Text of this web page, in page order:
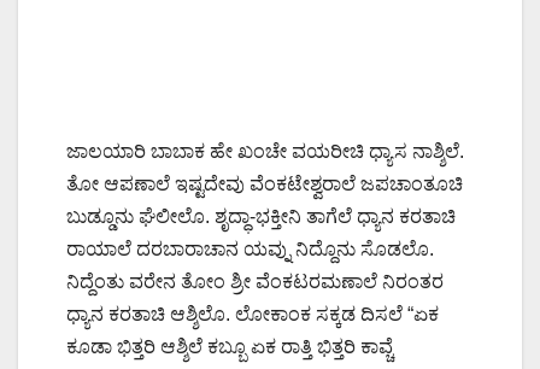
ಜಾಲಯಾರಿ ಬಾಬಾಕ ಹೇ ಖಂಚೇ ವಯರೀಚಿ ಧ್ಯಾಸ ನಾಶ್ಶಿಲೆ.
ತೋ ಆಪಣಾಲೆ ಇಷ್ಟದೇವು ವೆಂಕಟೇಶ್ವರಾಲೆ ಜಪಚಾಂತೂಚಿ
ಬುಡ್ಡೂನು ಘೆಲೀಲೊ. ಶೃದ್ಧಾ-ಭಕ್ತೀನಿ ತಾಗೆಲೆ ಧ್ಯಾನ ಕರತಾಚಿ
ರಾಯಾಲೆ ದರಬಾರಾಚಾನ ಯವ್ನು ನಿದ್ದೊನು ಸೊಡಲೊ.
ನಿದ್ದೆಂತು ವರೇನ ತೋಂ ಶ್ರೀ ವೆಂಕಟರಮಣಾಲೆ ನಿರಂತರ
ಧ್ಯಾನ ಕರತಾಚಿ ಆಶ್ಶಿಲೊ. ಲೋಕಾಂಕ ಸಕ್ಕಡ ದಿಸಲೆ “ಏಕ
ಕೂಡಾ ಭಿತ್ತರಿ ಆಶ್ಶಿಲೆ ಕಬ್ಬೂ ಏಕ ರಾತ್ತಿ ಭಿತ್ತರಿ ಕಾವ್ಚೆ